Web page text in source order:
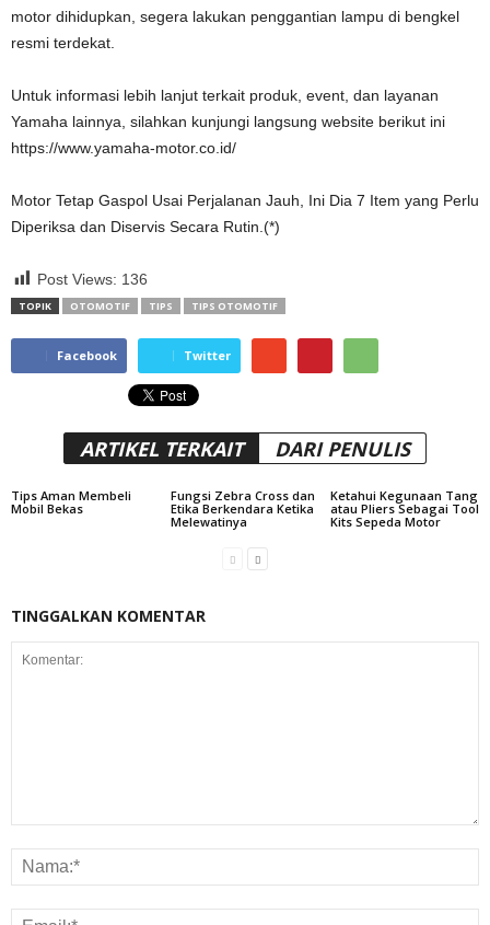
motor dihidupkan, segera lakukan penggantian lampu di bengkel
resmi terdekat.
Untuk informasi lebih lanjut terkait produk, event, dan layanan
Yamaha lainnya, silahkan kunjungi langsung website berikut ini
https://www.yamaha-motor.co.id/
Motor Tetap Gaspol Usai Perjalanan Jauh, Ini Dia 7 Item yang Perlu
Diperiksa dan Diservis Secara Rutin.(*)
Post Views: 136
TOPIK OTOMOTIF TIPS TIPS OTOMOTIF
Facebook Twitter
ARTIKEL TERKAIT DARI PENULIS
Tips Aman Membeli
Mobil Bekas
Fungsi Zebra Cross dan
Etika Berkendara Ketika
Melewatinya
Ketahui Kegunaan Tang
atau Pliers Sebagai Tool
Kits Sepeda Motor
TINGGALKAN KOMENTAR